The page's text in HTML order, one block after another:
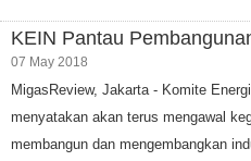
KEIN Pantau
07 May 2018
MigasReview, Jakarta - Komite
menyatakan akan terus mengawal
membangun dan mengembangkan